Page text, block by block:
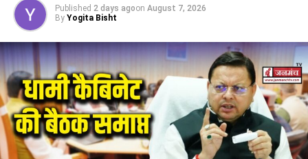
जानकारी लगातार दी जाए। यदि बारिश के कारण यातायात प्रभावित होता
है, तो श्रद्धालुओं को ठहराव स्थलों पर भोजन, पानी और अन्य जरूरी
सुविधाएं उपलब्ध कराई जाएं।
इस अवसर पर सचिव आपदा प्रबंधन विनोद कुमार सुमन, अपर मुख्य
कार्यकारी अधिकारी आनन्द स्वरूप, अपर सचिव बंशीधर तिवारी और सभी
जिलाधिकारी वर्चुअल माध्यम से उपस्थित रहे।
RELATED TOPICS:
Published 2 days agoon August 7, 2026
By Yogita Bisht